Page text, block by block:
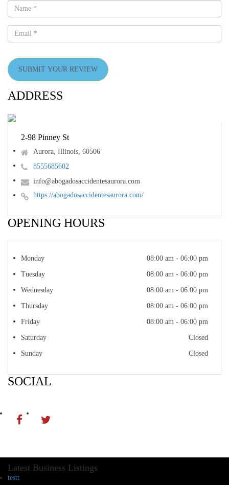
SUBMIT YOUR REVIEW
ADDRESS
2-98 Pinney St
Aurora, Illinois, 60506
8555685602
info@abogadosaccidentesaurora.com
https://abogadosaccidentesaurora.com/
OPENING HOURS
Monday 08:00 am - 06:00 pm
Tuesday 08:00 am - 06:00 pm
Wednesday 08:00 am - 06:00 pm
Thursday 08:00 am - 06:00 pm
Friday 08:00 am - 06:00 pm
Saturday Closed
Sunday Closed
SOCIAL
Latest Business Listings
testt